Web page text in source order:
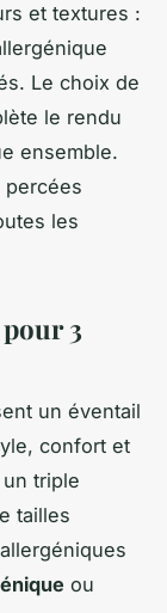
et textures :
Le choix de
le rendu
ensemble.
percées
les
3
un éventail
confort et
triple
tailles
ou